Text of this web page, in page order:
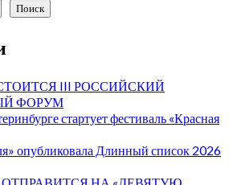
Поиск
III РОССИЙСКИЙ
ФОРУМ
стартует фестиваль «Красная
опубликовала Длинный список 2026